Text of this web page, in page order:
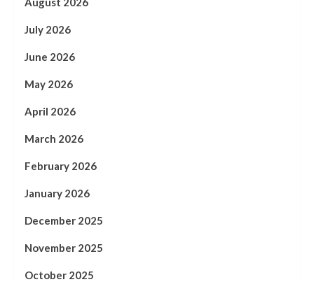
July 2026
June 2026
May 2026
April 2026
March 2026
February 2026
January 2026
December 2025
November 2025
October 2025